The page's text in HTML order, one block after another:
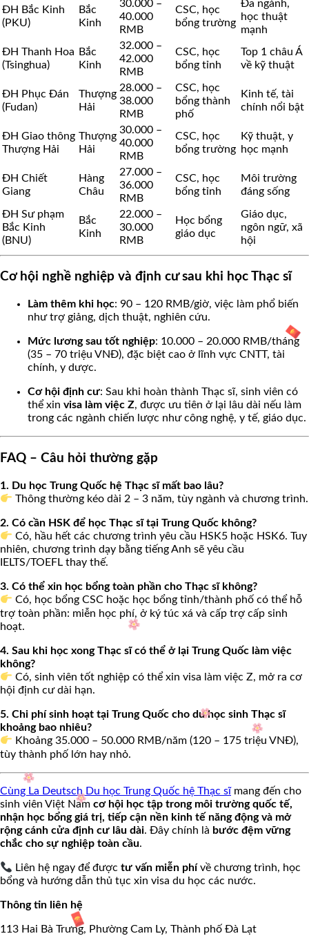
ĐH Bắc Kinh
(PKU)
Bắc
Kinh
30.000 –
40.000
RMB
CSC, học
bổng trường
Đa ngành,
học thuật
mạnh
ĐH Thanh Hoa
(Tsinghua)
Bắc
Kinh
32.000 –
42.000
RMB
CSC, học
bổng tỉnh
Top 1 châu Á
về kỹ thuật
ĐH Phục Đán
(Fudan)
Thượng
Hải
28.000 –
38.000
RMB
CSC, học
bổng thành
phố
Kinh tế, tài
chính nổi bật
ĐH Giao thông
Thượng Hải
Thượng
Hải
30.000 –
40.000
RMB
CSC, học
bổng trường
Kỹ thuật, y
học mạnh
ĐH Chiết
Giang
Hàng
Châu
27.000 –
36.000
RMB
CSC, học
bổng tỉnh
Môi trường
đáng sống
ĐH Sư phạm
Bắc Kinh
(BNU)
Bắc
Kinh
22.000 –
30.000
RMB
Học bổng
giáo dục
Giáo dục,
ngôn ngữ, xã
hội
Cơ hội nghề nghiệp và định cư sau khi học Thạc sĩ
Làm thêm khi học: 90 – 120 RMB/giờ, việc làm phổ biến
như trợ giảng, dịch thuật, nghiên cứu.
Mức lương sau tốt nghiệp: 10.000 – 20.000 RMB/tháng
(35 – 70 triệu VNĐ), đặc biệt cao ở lĩnh vực CNTT, tài
chính, y dược.
Cơ hội định cư: Sau khi hoàn thành Thạc sĩ, sinh viên có
thể xin visa làm việc Z, được ưu tiên ở lại lâu dài nếu làm
trong các ngành chiến lược như công nghệ, y tế, giáo dục.
FAQ – Câu hỏi thường gặp
1. Du học Trung Quốc hệ Thạc sĩ mất bao lâu?
Thông thường kéo dài 2 – 3 năm, tùy ngành và chương trình.
2. Có cần HSK để học Thạc sĩ tại Trung Quốc không?
Có, hầu hết các chương trình yêu cầu HSK5 hoặc HSK6. Tuy
nhiên, chương trình dạy bằng tiếng Anh sẽ yêu cầu
IELTS/TOEFL thay thế.
3. Có thể xin học bổng toàn phần cho Thạc sĩ không?
Có, học bổng CSC hoặc học bổng tỉnh/thành phố có thể hỗ
trợ toàn phần: miễn học phí, ở ký túc xá và cấp trợ cấp sinh
hoạt.
4. Sau khi học xong Thạc sĩ có thể ở lại Trung Quốc làm việc
không?
Có, sinh viên tốt nghiệp có thể xin visa làm việc Z, mở ra cơ
hội định cư dài hạn.
5. Chi phí sinh hoạt tại Trung Quốc cho du học sinh Thạc sĩ
khoảng bao nhiêu?
Khoảng 35.000 – 50.000 RMB/năm (120 – 175 triệu VNĐ),
tùy thành phố lớn hay nhỏ.
Cùng La Deutsch Du học Trung Quốc hệ Thạc sĩmang đến cho
sinh viên Việt Nam cơ hội học tập trong môi trường quốc tế,
nhận học bổng giá trị, tiếp cận nền kinh tế năng động và mở
rộng cánh cửa định cư lâu dài. Đây chính là bước đệm vững
chắc cho sự nghiệp toàn cầu.
Liên hệ ngay để đượctư vấn miễn phívề chương trình, học
bổng và hướng dẫn thủ tục xin visa du học các nước.
Thông tin liên hệ
113 Hai Bà Trưng, Phường Cam Ly, Thành phố Đà Lạt